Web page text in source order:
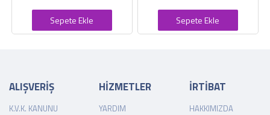
Sepete Ekle Sepete Ekle
ALIŞVERİŞ
K.V.K. KANUNU
HİZMETLER
YARDIM
İRTİBAT
HAKKIMIZDA